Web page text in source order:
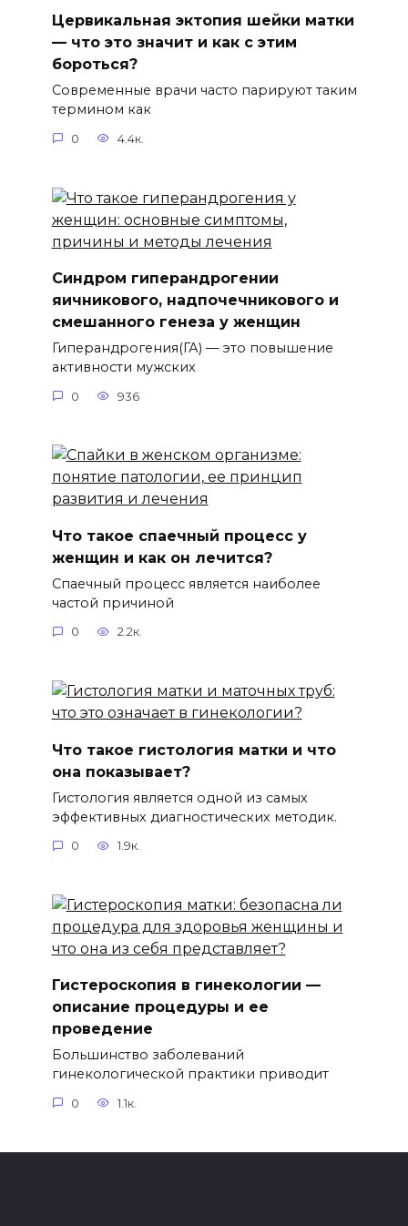
Цервикальная эктопия шейки матки
— что это значит и как с этим
бороться?
Современные врачи часто парируют таким
термином как
0 4.4к.
Синдром гиперандрогении
яичникового, надпочечникового и
смешанного генеза у женщин
Гиперандрогения(ГА) — это повышение
активности мужских
0 936
Что такое спаечный процесс у
женщин и как он лечится?
Спаечный процесс является наиболее
частой причиной
0 2.2к.
Что такое гистология матки и что
она показывает?
Гистология является одной из самых
эффективных диагностических методик.
0 1.9к.
Гистероскопия в гинекологии —
описание процедуры и ее
проведение
Большинство заболеваний
гинекологической практики приводит
0 1.1к.